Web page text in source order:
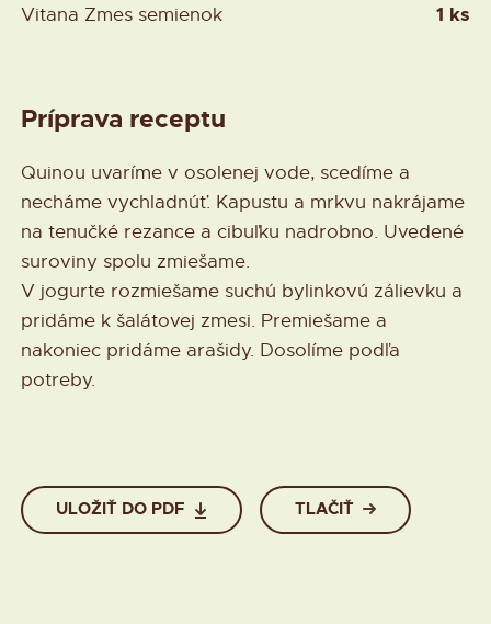
Vitana Zmes semienok 1 ks
Príprava receptu
Quinou uvaríme v osolenej vode, scedíme a
necháme vychladnúť. Kapustu a mrkvu nakrájame
na tenučké rezance a cibuľku nadrobno. Uvedené
suroviny spolu zmiešame.
V jogurte rozmiešame suchú bylinkovú zálievku a
pridáme k šalátovej zmesi. Premiešame a
nakoniec pridáme arašidy. Dosolíme podľa
potreby.
ULOŽIŤ DO PDF TLAČIŤ